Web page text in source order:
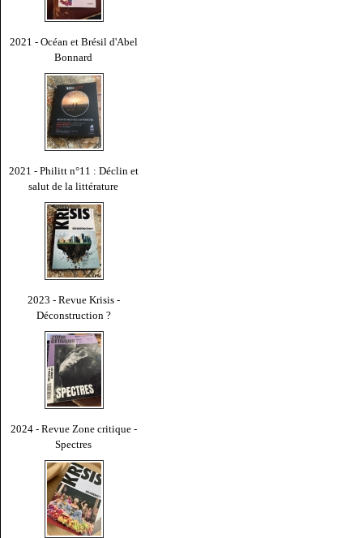
2021 - Océan et Brésil d'Abel
Bonnard
2021 - Philitt n°11 : Déclin et
salut de la littérature
2023 - Revue Krisis -
Déconstruction ?
2024 - Revue Zone critique -
Spectres